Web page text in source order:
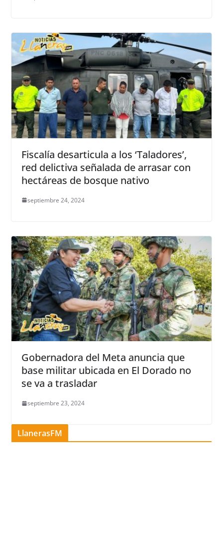
Fiscalía desarticula a los ‘Taladores’,
red delictiva señalada de arrasar con
hectáreas de bosque nativo
septiembre 24, 2024
Gobernadora del Meta anuncia que
base militar ubicada en El Dorado no
se va a trasladar
septiembre 23, 2024
LlanerasFM